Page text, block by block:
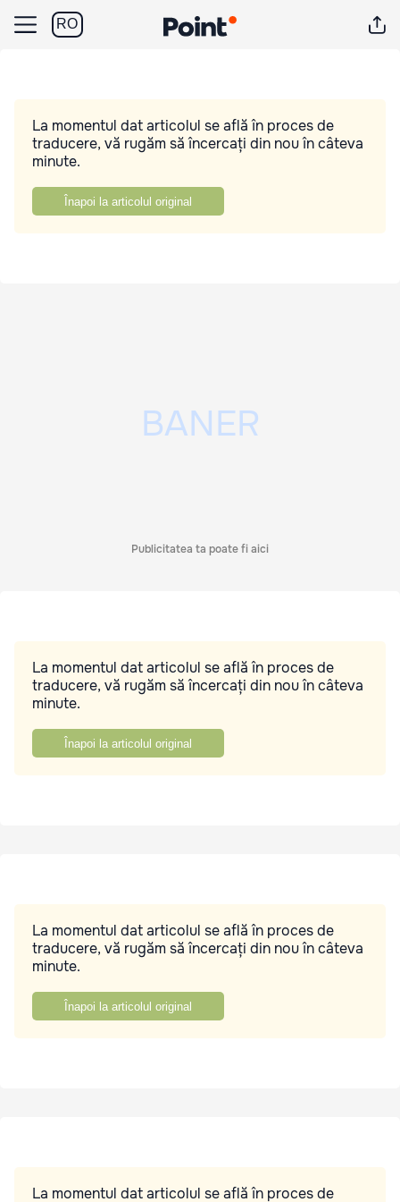
RO
La momentul dat articolul se află în proces de
traducere, vă rugăm să încercați din nou în câteva
minute.
Înapoi la articolul original
Publicitatea ta poate fi aici
La momentul dat articolul se află în proces de
traducere, vă rugăm să încercați din nou în câteva
minute.
Înapoi la articolul original
La momentul dat articolul se află în proces de
traducere, vă rugăm să încercați din nou în câteva
minute.
Înapoi la articolul original
La momentul dat articolul se află în proces de